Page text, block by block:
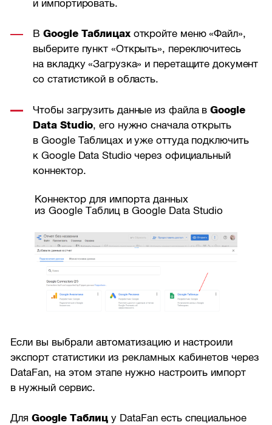
и импортировать.
ВGoogle Таблицахоткройте меню «Файл»,
выберите пункт «Открыть», переключитесь
на вкладку «Загрузка» и перетащите документ
со статистикой в область.
Чтобы загрузить данные из файла вGoogle
Data Studio, его нужно сначала открыть
в Google Таблицах и уже оттуда подключить
к Google Data Studio через официальный
коннектор.
Коннектор для импорта данных
из Google Таблиц в Google Data Studio
Если вы выбрали автоматизацию и настроили
экспорт статистики из рекламных кабинетов через
DataFan, на этом этапе нужно настроить импорт
в нужный сервис.
ДляGoogle Таблиц у DataFan есть специальное